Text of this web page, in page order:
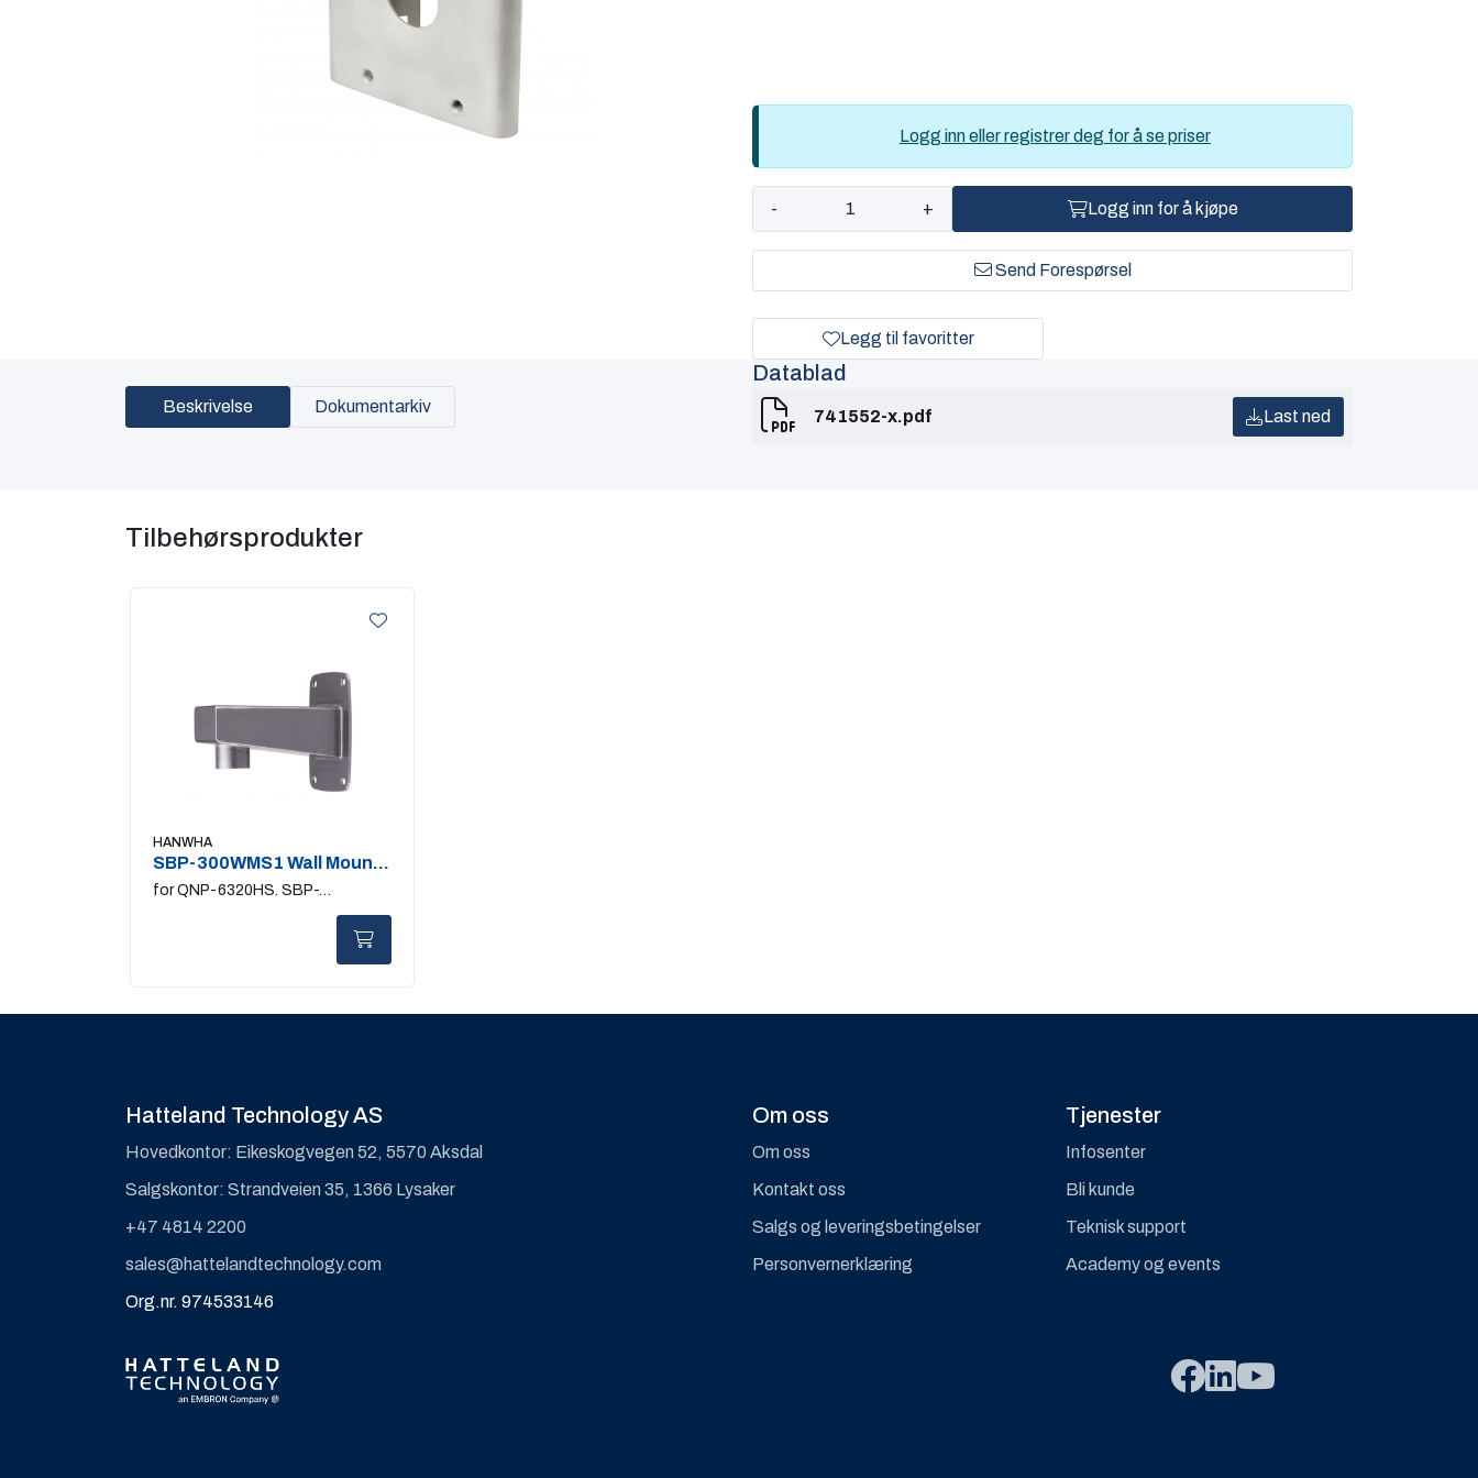
Logg inn eller registrer deg for å se priser
- + Logg inn for å kjøpe
Send Forespørsel
Legg til favoritter
Beskrivelse Dokumentarkiv
Datablad
741552-x.pdf Last ned
Tilbehørsprodukter
HANWHA
SBP-300WMS1 Wall Mount
Stainless
for QNP-6320HS. SBP-
Hatteland Technology AS
Hovedkontor: Eikeskogvegen 52, 5570 Aksdal
Salgskontor: Strandveien 35, 1366 Lysaker
+47 4814 2200
sales@hattelandtechnology.com
Org.nr. 974533146
Om oss
Om oss
Kontakt oss
Salgs og leveringsbetingelser
Personvernerklæring
Tjenester
Infosenter
Bli kunde
Teknisk support
Academy og events